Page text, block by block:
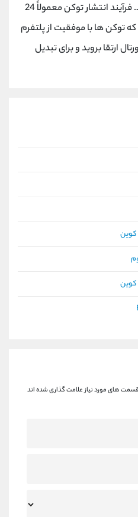
های خود را از استیک خارج کنید. فرآیند انتشار توکن معمولاً 24
ها با موفقیت از پلتفرم
ارتقا بروید و برای تبدیل
کوین
کوین
قسمت های مورد نیاز علامت گذاری شده اند